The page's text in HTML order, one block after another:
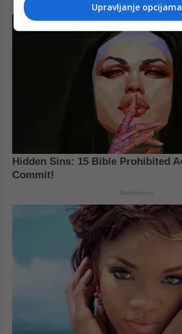
Upravljanje opcijama